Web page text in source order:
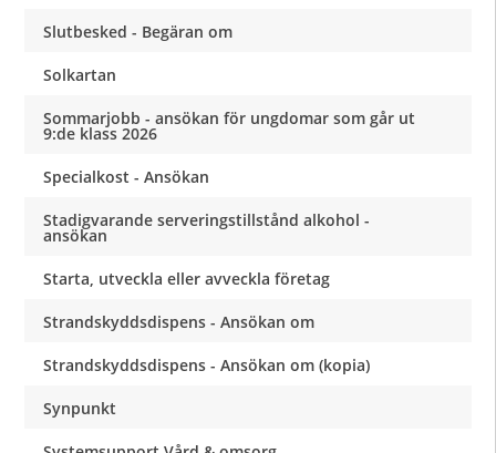
Slutbesked - Begäran om
Solkartan
Sommarjobb - ansökan för ungdomar som går ut
9:de klass 2026
Specialkost - Ansökan
Stadigvarande serveringstillstånd alkohol -
ansökan
Starta, utveckla eller avveckla företag
Strandskyddsdispens - Ansökan om
Strandskyddsdispens - Ansökan om (kopia)
Synpunkt